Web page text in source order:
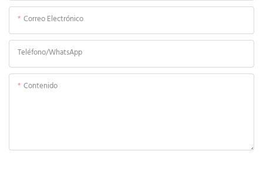
Correo Electrónico
Teléfono/WhatsApp
Contenido